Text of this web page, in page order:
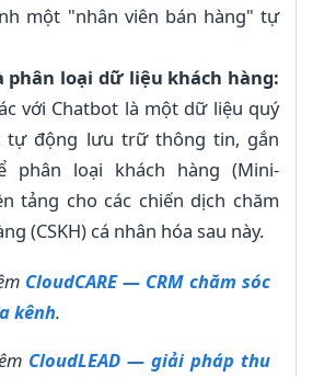
một "nhân viên bán hàng" tự
phân loại dữ liệu khách hàng:
với Chatbot là một dữ liệu quý
tự động lưu trữ thông tin, gắn
phân loại khách hàng (Mini-
tảng cho các chiến dịch chăm
(CSKH) cá nhân hóa sau này.
CloudCARE — CRM chăm sóc
kênh.
CloudLEAD — giải pháp thu